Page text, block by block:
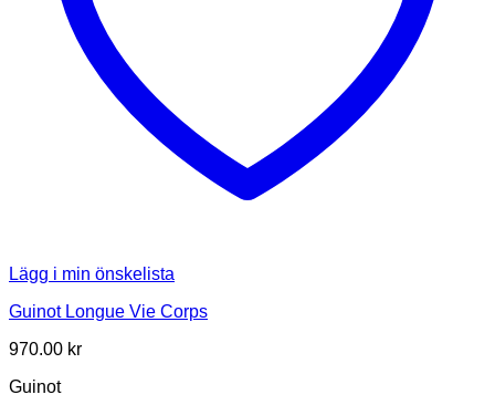
Lägg i min önskelista
Guinot Longue Vie Corps
970.00 kr
Guinot